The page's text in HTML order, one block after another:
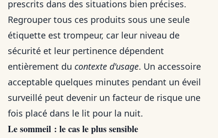
prescrits dans des situations bien précises.
Regrouper tous ces produits sous une seule
étiquette est trompeur, car leur niveau de
sécurité et leur pertinence dépendent
entièrement du contexte d'usage. Un accessoire
acceptable quelques minutes pendant un éveil
surveillé peut devenir un facteur de risque une
fois placé dans le lit pour la nuit.
Le sommeil : le cas le plus sensible